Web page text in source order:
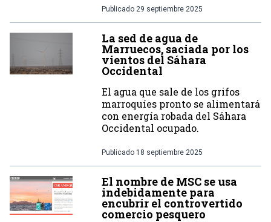
Publicado 29 septiembre 2025
La sed de agua de
Marruecos, saciada por los
vientos del Sáhara
Occidental
El agua que sale de los grifos
marroquíes pronto se alimentará
con energía robada del Sáhara
Occidental ocupado.
Publicado 18 septiembre 2025
El nombre de MSC se usa
indebidamente para
encubrir el controvertido
comercio pesquero